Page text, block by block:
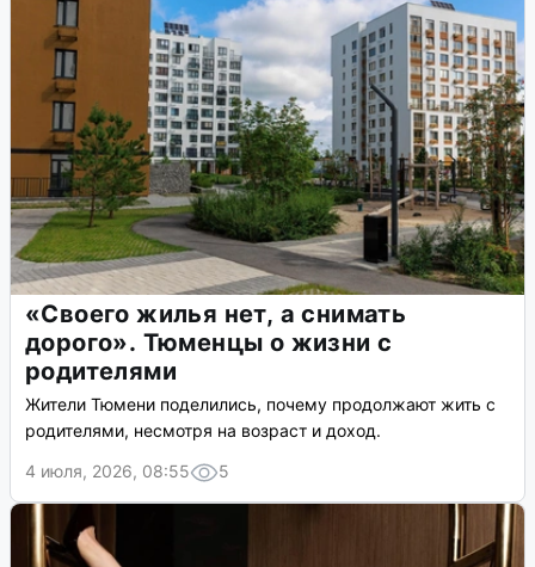
«Своего жилья нет, а снимать
дорого». Тюменцы о жизни с
родителями
Жители Тюмени поделились, почему продолжают жить с
родителями, несмотря на возраст и доход.
4 июля, 2026, 08:55
5